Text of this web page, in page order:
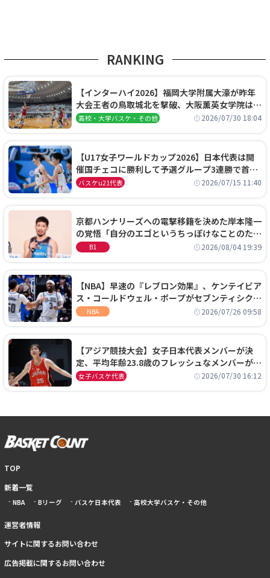
RANKING
【インターハイ2026】福岡大学附属大濠が昨年
大会王者の鳥取城北を撃破、大阪薫英女学院は岐
阜女子に完勝、大会3日目試合結果
高校・大学バスケ・その他 2026/07/30 18:04
【U17女子ワールドカップ2026】日本代表は開
催国チェコに勝利して予選グループ3連勝で首位
通過！準々決勝の相手はエジプトに決定
バスケu21代表 2026/07/15 11:40
京都ハンナリーズへの電撃移籍を決めた岸本隆一
の覚悟「自分のエゴというちっぽけなことのため
に、京都に来たわけではない」
B1 2026/08/04 19:39
【NBA】早速の『レブロン効果』、ケンテイビア
ス・コールドウェル・ポープがセブンティシクサ
ーズに1年契約で加入
NBA 2026/07/26 09:58
【アジア競技大会】女子日本代表メンバーが決
定、平均年齢23.8歳のフレッシュなメンバーが日
本開催の大舞台で頂点を狙う
女子バスケ代表 2026/07/30 16:12
TOP
新着一覧
NBA Bリーグ バスケ日本代表 高校大学バスケ・その他
運営者情報
サイトに関するお問い合わせ
広告掲載に関するお問い合わせ